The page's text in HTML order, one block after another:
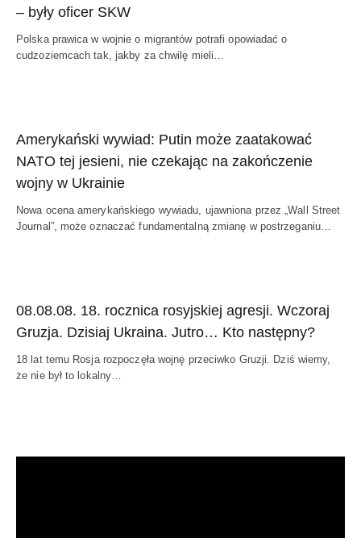
– były oficer SKW
Polska prawica w wojnie o migrantów potrafi opowiadać o
cudzoziemcach tak, jakby za chwilę mieli…
Amerykański wywiad: Putin może zaatakować
NATO tej jesieni, nie czekając na zakończenie
wojny w Ukrainie
Nowa ocena amerykańskiego wywiadu, ujawniona przez „Wall Street
Journal”, może oznaczać fundamentalną zmianę w postrzeganiu…
08.08.08. 18. rocznica rosyjskiej agresji. Wczoraj
Gruzja. Dzisiaj Ukraina. Jutro… Kto następny?
18 lat temu Rosja rozpoczęła wojnę przeciwko Gruzji. Dziś wiemy,
że nie był to lokalny…